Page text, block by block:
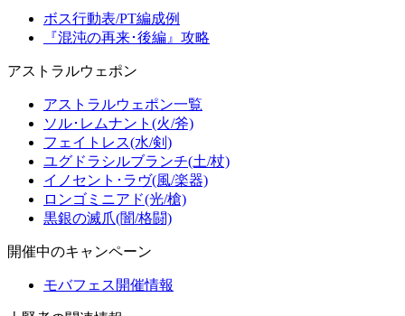
ボス行動表/PT編成例
『混沌の再来･後編』攻略
アストラルウェポン
アストラルウェポン一覧
ソル･レムナント(火/斧)
フェイトレス(水/剣)
ユグドラシルブランチ(土/杖)
イノセント･ラヴ(風/楽器)
ロンゴミニアド(光/槍)
黒銀の滅爪(闇/格闘)
開催中のキャンペーン
モバフェス開催情報